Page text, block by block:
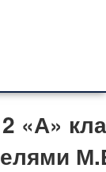
«А»